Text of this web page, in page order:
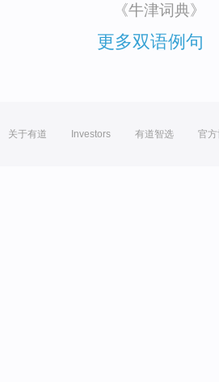
《牛津词典》
更多双语例句
关于有道 Investors 有道智选 官方